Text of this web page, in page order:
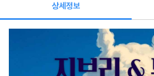
상세정보